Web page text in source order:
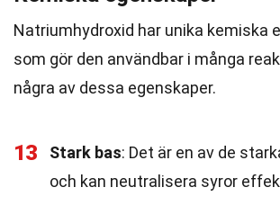
Natriumhydroxid har unika kemiska
som gör den användbar i många
några av dessa egenskaper.
13 Stark bas: Det är en av de
och kan neutralisera syror